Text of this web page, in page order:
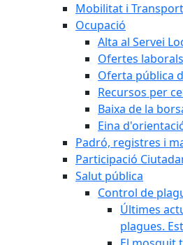
Mobilitat i
Ocupació
Alta al Servei
Ofertes
Oferta pública
Recursos per
Baixa de la
Eina
Padró, registres i
Participació
Salut pública
Control de
Últimes
plagues.